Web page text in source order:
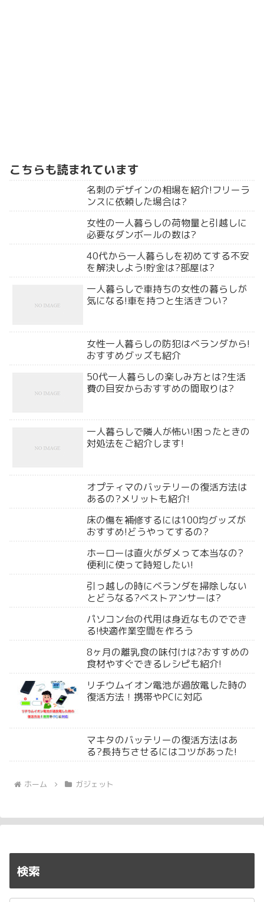
こちらも読まれています
名刺のデザインの相場を紹介!フリーラ
ンスに依頼した場合は?
女性の一人暮らしの荷物量と引越しに
必要なダンボールの数は?
40代から一人暮らしを初めてする不安
を解決しよう!貯金は?部屋は?
一人暮らしで車持ちの女性の暮らしが
気になる!車を持つと生活きつい?
女性一人暮らしの防犯はベランダから!
おすすめグッズも紹介
50代一人暮らしの楽しみ方とは?生活
費の目安からおすすめの間取りは?
一人暮らしで隣人が怖い!困ったときの
対処法をご紹介します!
オプティマのバッテリーの復活方法は
あるの?メリットも紹介!
床の傷を補修するには100均グッズが
おすすめ!どうやってするの?
ホーローは直火がダメって本当なの?
便利に使って時短したい!
引っ越しの時にベランダを掃除しない
とどうなる?ベストアンサーは?
パソコン台の代用は身近なものででき
る!快適作業空間を作ろう
8ヶ月の離乳食の味付けは?おすすめの
食材やすぐできるレシピも紹介!
リチウムイオン電池が過放電した時の
復活方法！携帯やPCに対応
マキタのバッテリーの復活方法はあ
る?長持ちさせるにはコツがあった!
ホーム ガジェット
検索